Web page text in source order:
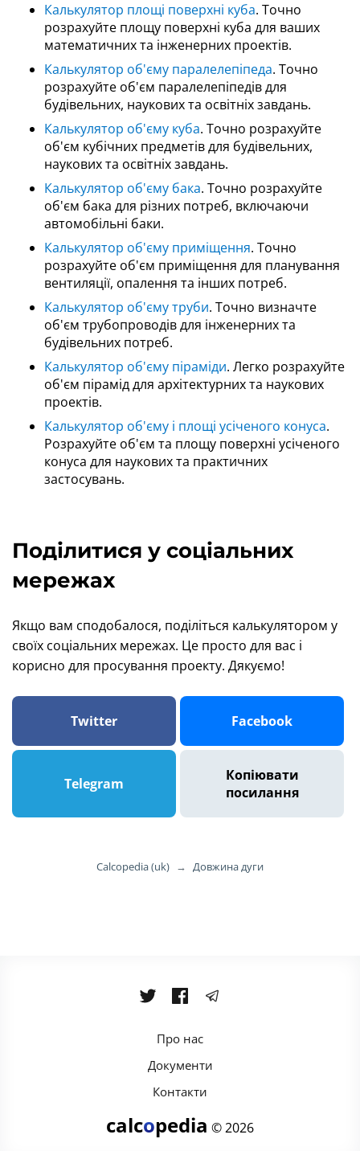
Калькулятор площі поверхні куба. Точно
розрахуйте площу поверхні куба для ваших
математичних та інженерних проектів.
Калькулятор об'єму паралелепіпеда. Точно
розрахуйте об'єм паралелепіпедів для
будівельних, наукових та освітніх завдань.
Калькулятор об'єму куба. Точно розрахуйте
об'єм кубічних предметів для будівельних,
наукових та освітніх завдань.
Калькулятор об'єму бака. Точно розрахуйте
об'єм бака для різних потреб, включаючи
автомобільні баки.
Калькулятор об'єму приміщення. Точно
розрахуйте об'єм приміщення для планування
вентиляції, опалення та інших потреб.
Калькулятор об'єму труби. Точно визначте
об'єм трубопроводів для інженерних та
будівельних потреб.
Калькулятор об'єму піраміди. Легко розрахуйте
об'єм пірамід для архітектурних та наукових
проектів.
Калькулятор об'єму і площі усіченого конуса.
Розрахуйте об'єм та площу поверхні усіченого
конуса для наукових та практичних
застосувань.
Поділитися у соціальних
мережах
Якщо вам сподобалося, поділіться калькулятором у
своїх соціальних мережах. Це просто для вас і
корисно для просування проекту. Дякуємо!
Twitter Facebook
Telegram
Копіювати
посилання
Calcopedia (uk) → Довжина дуги
Про нас
Документи
Контакти
calcopedia © 2026